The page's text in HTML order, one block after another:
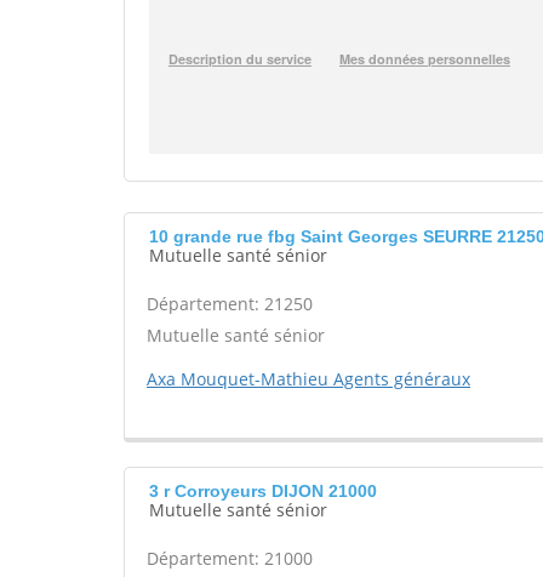
10 grande rue fbg Saint Georges SEURRE
Mutuelle santé sénior
Département: 21250
Mutuelle santé sénior
Axa Mouquet-Mathieu Agents généraux
3 r Corroyeurs DIJON 21000
Mutuelle santé sénior
Département: 21000